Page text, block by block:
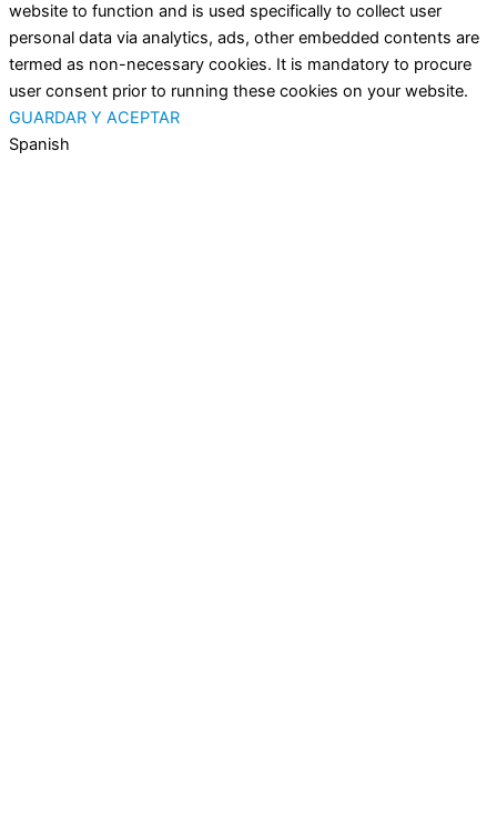
website to function and is used specifically to collect user
personal data via analytics, ads, other embedded contents are
termed as non-necessary cookies. It is mandatory to procure
user consent prior to running these cookies on your website.
GUARDAR Y ACEPTAR
Spanish